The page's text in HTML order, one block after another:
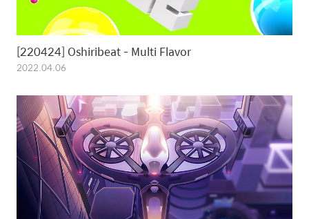
[220424] Oshiribeat - Multi Flavor
2022.04.06